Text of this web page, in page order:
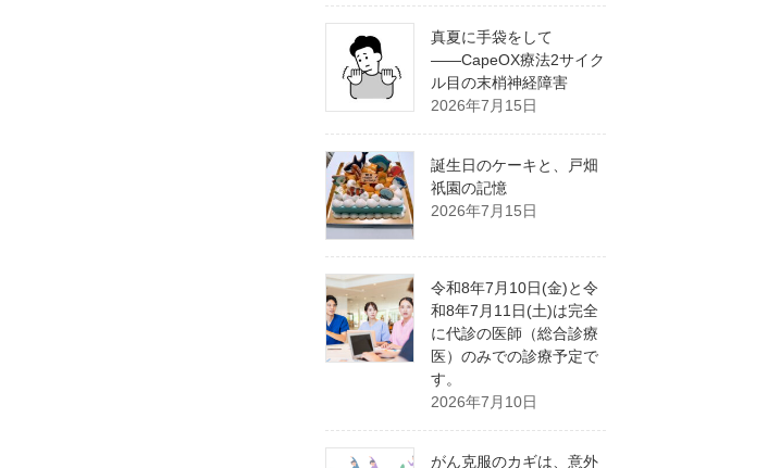
真夏に手袋をして
――CapeOX療法2サイク
ル目の末梢神経障害
2026年7月15日
誕生日のケーキと、戸畑
祇園の記憶
2026年7月15日
令和8年7月10日(金)と令
和8年7月11日(土)は完全
に代診の医師（総合診療
医）のみでの診療予定で
す。
2026年7月10日
がん克服のカギは、意外